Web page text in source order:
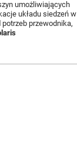
umożliwiających
układu siedzeń w
przewodnika,